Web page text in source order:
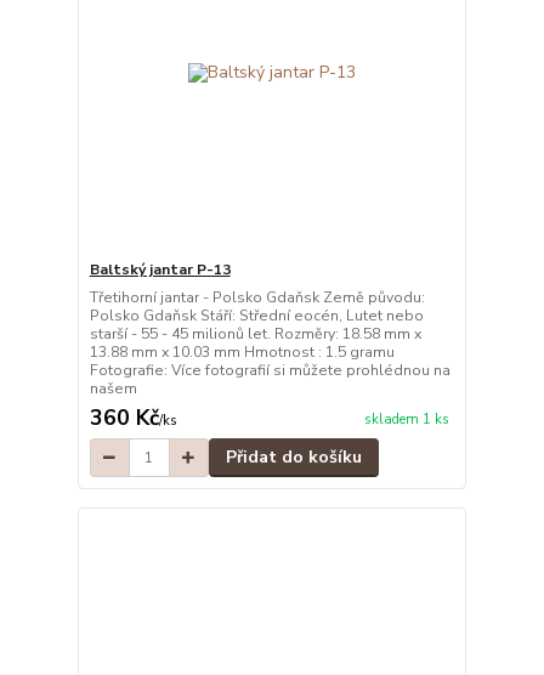
Baltský jantar P-13
Třetihorní jantar - Polsko Gdaňsk Země původu:
Polsko Gdaňsk Stáří: Střední eocén, Lutet nebo
starší - 55 - 45 milionů let. Rozměry: 18.58 mm x
13.88 mm x 10.03 mm Hmotnost : 1.5 gramu
Fotografie: Více fotografií si můžete prohlédnou na
našem
360 Kč/ks skladem 1 ks
Přidat do košíku